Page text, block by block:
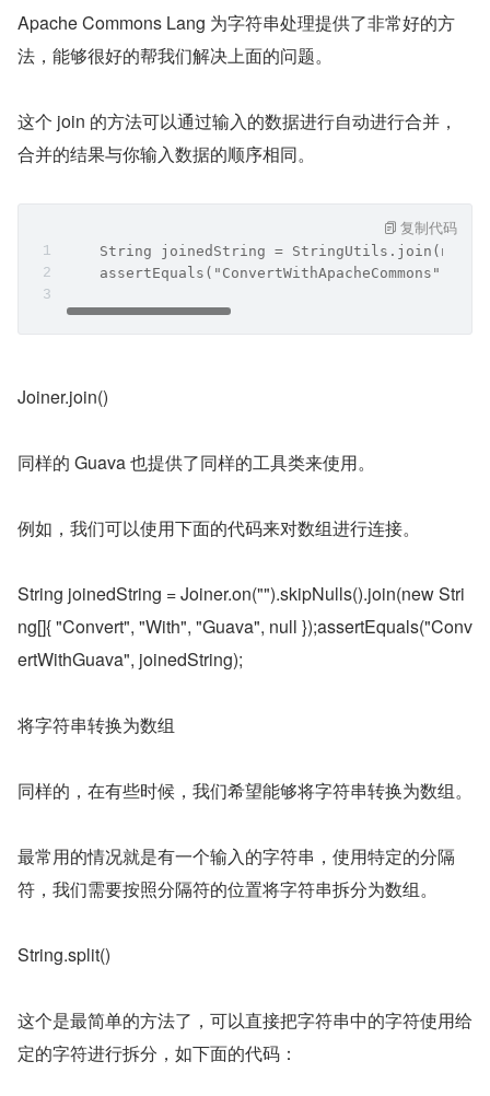
Apache Commons Lang 为字符串处理提供了非常好的方
法，能够很好的帮我们解决上面的问题。
这个 join 的方法可以通过输入的数据进行自动进行合并，
合并的结果与你输入数据的顺序相同。
String joinedString = StringUtils.join(new
assertEquals("ConvertWithApacheCommons",
复制代码
Joiner.join()
同样的 Guava 也提供了同样的工具类来使用。
例如，我们可以使用下面的代码来对数组进行连接。
String joinedString = Joiner.on("").skipNulls().join(new Stri
ng[]{ "Convert", "With", "Guava", null });assertEquals("Conv
ertWithGuava", joinedString);
将字符串转换为数组
同样的，在有些时候，我们希望能够将字符串转换为数组。
最常用的情况就是有一个输入的字符串，使用特定的分隔
符，我们需要按照分隔符的位置将字符串拆分为数组。
String.split()
这个是最简单的方法了，可以直接把字符串中的字符使用给
定的字符进行拆分，如下面的代码：